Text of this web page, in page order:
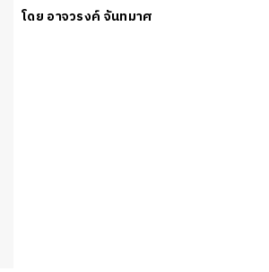
โดย อาจวรงค์ จันทมาศ